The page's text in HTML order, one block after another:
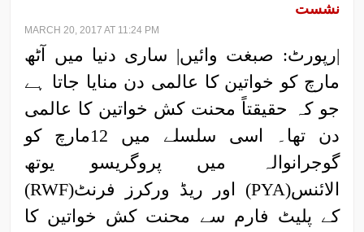
نشست
MARCH 20, 2017 AT 11:24 PM
|رپورٹ: صبغت وائیں| ساری دنیا میں آٹھ
مارچ کو خواتین کا عالمی دن منایا جاتا ہے
جو کہ حقیقتاً محنت کش خواتین کا عالمی
دن تھا۔ اسی سلسلے میں 12مارچ کو
گوجرانوالہ میں پروگریسو یوتھ
الائنس(PYA) اور ریڈ ورکرز فرنٹ(RWF)
کے پلیٹ فارم سے محنت کش خواتین کا